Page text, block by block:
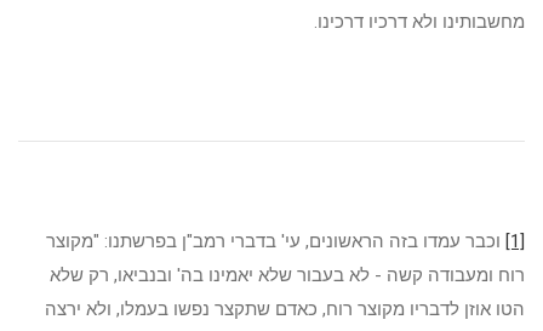
מחשבותינו ולא דרכיו דרכינו.
[1] וכבר עמדו בזה הראשונים, עי' בדברי רמב"ן בפרשתנו: "מקוצר
רוח ומעבודה קשה - לא בעבור שלא יאמינו בה' ובנביאו, רק שלא
הטו אוזן לדבריו מקוצר רוח, כאדם שתקצר נפשו בעמלו, ולא ירצה